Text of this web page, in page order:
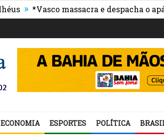
*Vasco massacra e despacha o apático
ECONOMIA ESPORTES POLÍTICA